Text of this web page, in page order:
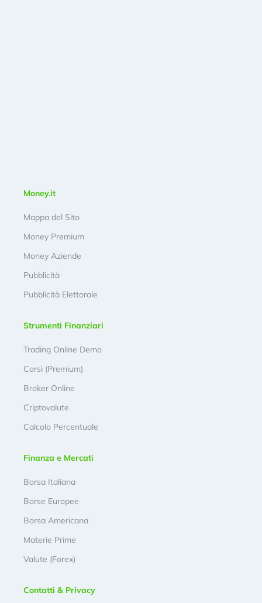
Money.it
Mappa del Sito
Money Premium
Money Aziende
Pubblicità
Pubblicità Elettorale
Strumenti Finanziari
Trading Online Demo
Corsi (Premium)
Broker Online
Criptovalute
Calcolo Percentuale
Finanza e Mercati
Borsa Italiana
Borse Europee
Borsa Americana
Materie Prime
Valute (Forex)
Contatti & Privacy